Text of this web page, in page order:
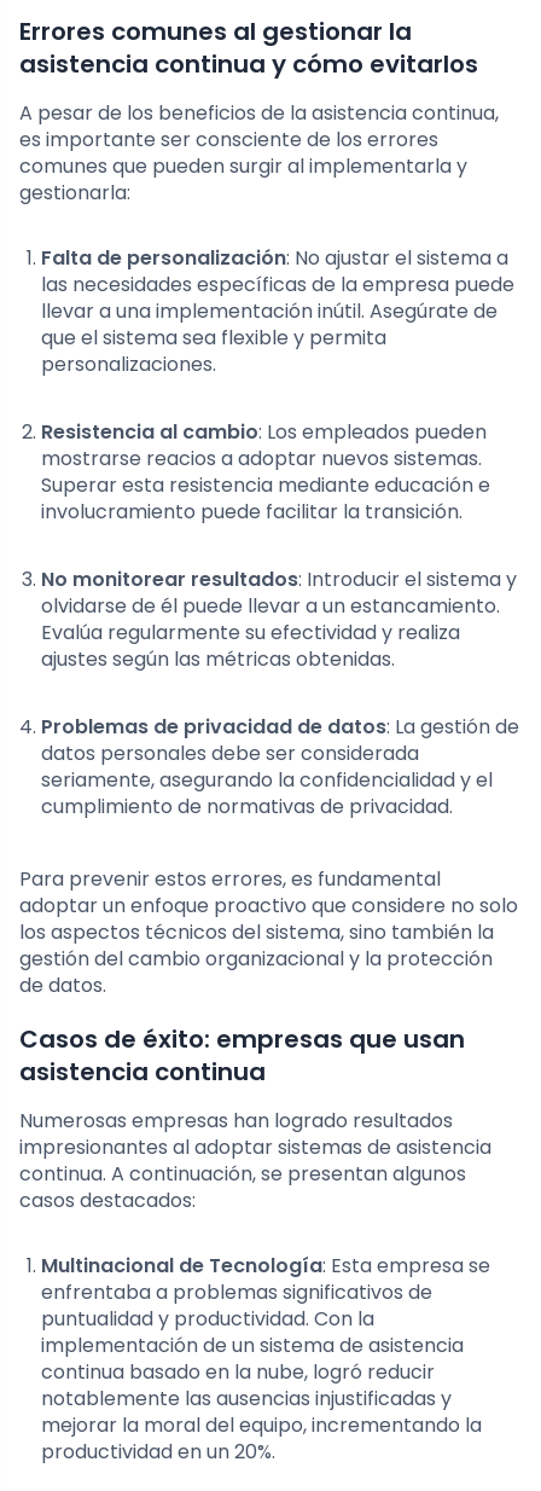
Errores comunes al gestionar la
asistencia continua y cómo evitarlos
A pesar de los beneficios de la asistencia continua,
es importante ser consciente de los errores
comunes que pueden surgir al implementarla y
gestionarla:
Falta de personalización: No ajustar el sistema a
las necesidades específicas de la empresa puede
llevar a una implementación inútil. Asegúrate de
que el sistema sea flexible y permita
personalizaciones.
Resistencia al cambio: Los empleados pueden
mostrarse reacios a adoptar nuevos sistemas.
Superar esta resistencia mediante educación e
involucramiento puede facilitar la transición.
No monitorear resultados: Introducir el sistema y
olvidarse de él puede llevar a un estancamiento.
Evalúa regularmente su efectividad y realiza
ajustes según las métricas obtenidas.
Problemas de privacidad de datos: La gestión de
datos personales debe ser considerada
seriamente, asegurando la confidencialidad y el
cumplimiento de normativas de privacidad.
Para prevenir estos errores, es fundamental
adoptar un enfoque proactivo que considere no solo
los aspectos técnicos del sistema, sino también la
gestión del cambio organizacional y la protección
de datos.
Casos de éxito: empresas que usan
asistencia continua
Numerosas empresas han logrado resultados
impresionantes al adoptar sistemas de asistencia
continua. A continuación, se presentan algunos
casos destacados:
Multinacional de Tecnología: Esta empresa se
enfrentaba a problemas significativos de
puntualidad y productividad. Con la
implementación de un sistema de asistencia
continua basado en la nube, logró reducir
notablemente las ausencias injustificadas y
mejorar la moral del equipo, incrementando la
productividad en un 20%.